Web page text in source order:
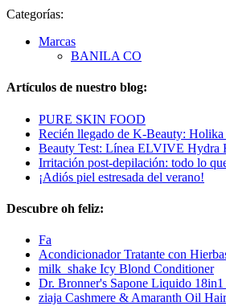
Categorías:
Marcas
BANILA CO
Artículos de nuestro blog:
PURE SKIN FOOD
Recién llegado de K-Beauty:
Beauty Test: Línea ELVIVE Hydra
Irritación post-depilación: todo lo
¡Adiós piel estresada del verano!
Descubre oh feliz:
Fa
Acondicionador Tratante con
milk_shake Icy Blond Conditioner
Dr. Bronner's Sapone Liquido
ziaja Cashmere & Amaranth Oil